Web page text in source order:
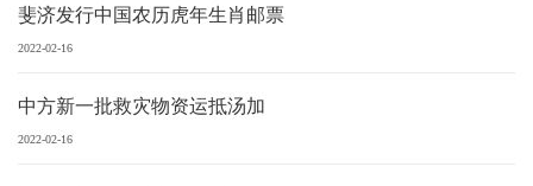
斐济发行中国农历虎年生肖邮票
2022-02-16
中方新一批救灾物资运抵汤加
2022-02-16